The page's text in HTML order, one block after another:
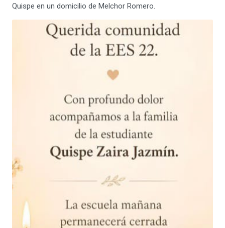
Quispe en un domicilio de Melchor Romero.